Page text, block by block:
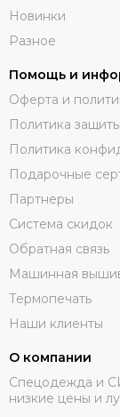
Новинки
Разное
Помощь и
Оферта и
Политика
Политика
Подарочные
Партнеры
Система скидок
Обратная связь
Машинная
Термопечать
Наши клиенты
О компании
Спецодежда и
низкие цены и